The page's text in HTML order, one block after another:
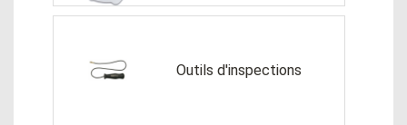
Outils d'inspections